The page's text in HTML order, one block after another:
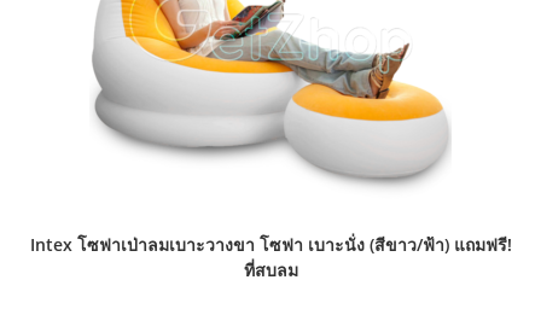
Intex โซฟาเป่าลมเบาะวางขา โซฟา เบาะนั่ง (สีขาว/ฟ้า) แถมฟรี!
ที่สูบลม